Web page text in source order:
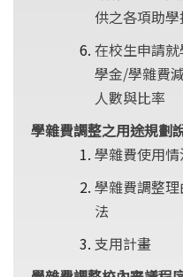
供之各項助
在校生申請
學金/學雜費
人數與比率
學雜費調整之用途規劃
學雜費使用情
學雜費調整
法
支用計畫